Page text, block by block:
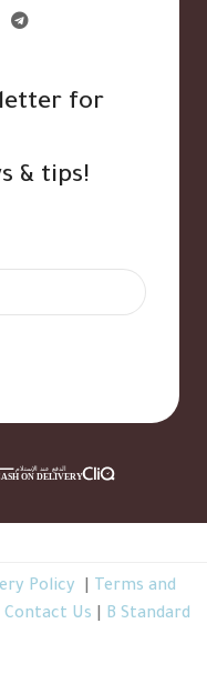
for
& tips!
Policy
Terms and
Contact Us B Standard